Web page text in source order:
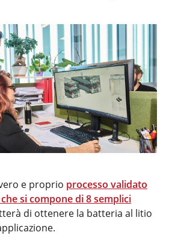
e proprio processo validato
si compone di 8 semplici
di ottenere la batteria al litio